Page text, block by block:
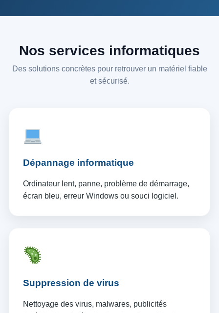
Nos services informatiques
Des solutions concrètes pour retrouver un matériel fiable
et sécurisé.
Dépannage informatique
Ordinateur lent, panne, problème de démarrage,
écran bleu, erreur Windows ou souci logiciel.
Suppression de virus
Nettoyage des virus, malwares, publicités